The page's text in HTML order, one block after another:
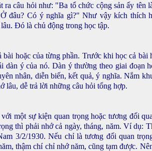
ra câu hỏi như: "Ba tổ chức cộng sản ấy tên
đâu? Có ý nghĩa gì?" Như vậy kích thích
Đó là chủ động trong học tập.
bài hoặc của từng phần. Trước khi học cả bài
dàn ý của nó. Dàn ý thường theo giai đoạn
nhân, diễn biến, kết quả, ý nghĩa. Nắm
lâu, dễ trả lời những câu hỏi tổng hợp.
một sự kiện quan trọng hoặc tương đối
thì phải nhớ cả ngày, tháng, năm. Ví dụ:
3/2/1930. Nếu chỉ là tương đối quan
thậm chí chỉ nhớ năm, cũng tạm được.